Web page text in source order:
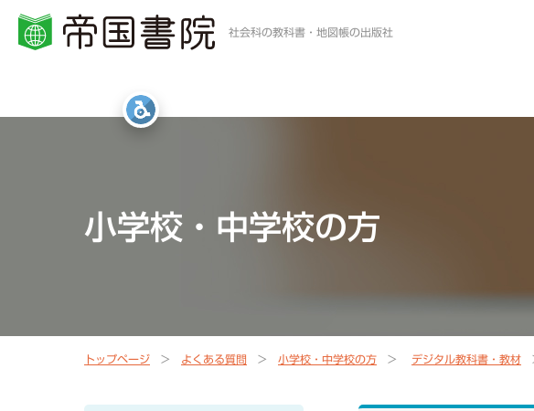
社会科の教科書・地図帳の出版社
小学校・中学校の方
トップページ よくある質問 小学校・中学校の方 デジタル教科書・教材